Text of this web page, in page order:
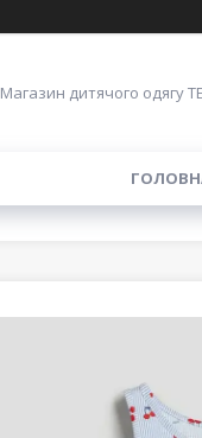
Магазин дитячого одягу